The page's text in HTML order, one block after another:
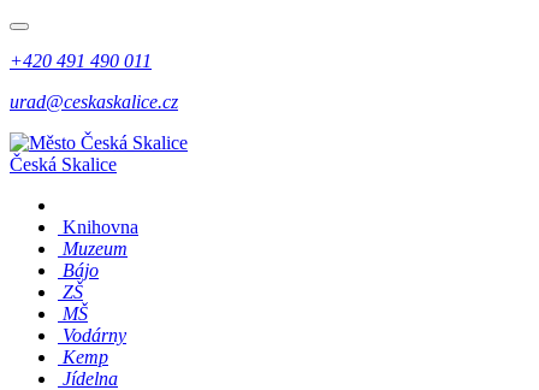
+420 491 490 011
urad@ceskaskalice.cz
Česká Skalice
Knihovna
Muzeum
Bájo
ZŠ
MŠ
Vodárny
Kemp
Jídelna